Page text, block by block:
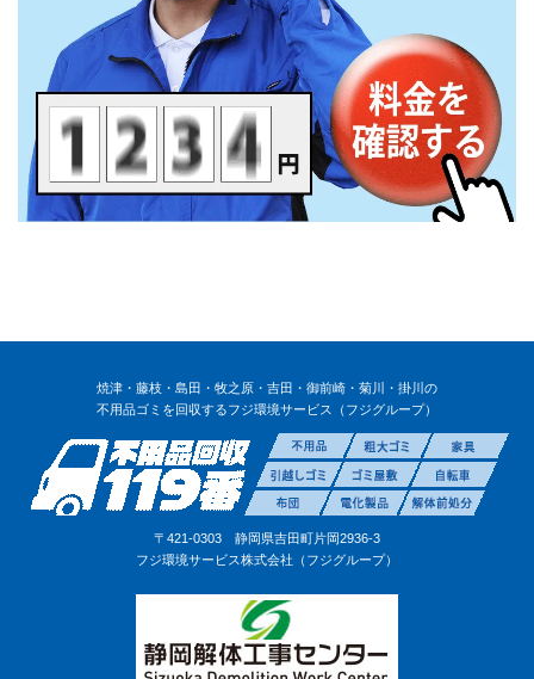
焼津・藤枝・島田・牧之原・吉田・御前崎・菊川・掛川の
不用品ゴミを回収するフジ環境サービス（フジグループ）
〒421-0303 静岡県吉田町片岡2936-3
フジ環境サービス株式会社（フジグループ）